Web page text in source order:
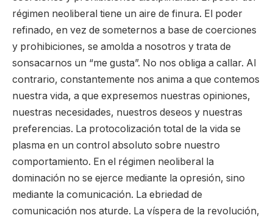
régimen neoliberal tiene un aire de finura. El poder
refinado, en vez de someternos a base de coerciones
y prohibiciones, se amolda a nosotros y trata de
sonsacarnos un “me gusta”. No nos obliga a callar. Al
contrario, constantemente nos anima a que contemos
nuestra vida, a que expresemos nuestras opiniones,
nuestras necesidades, nuestros deseos y nuestras
preferencias. La protocolización total de la vida se
plasma en un control absoluto sobre nuestro
comportamiento. En el régimen neoliberal la
dominación no se ejerce mediante la opresión, sino
mediante la comunicación. La ebriedad de
comunicación nos aturde. La víspera de la revolución,